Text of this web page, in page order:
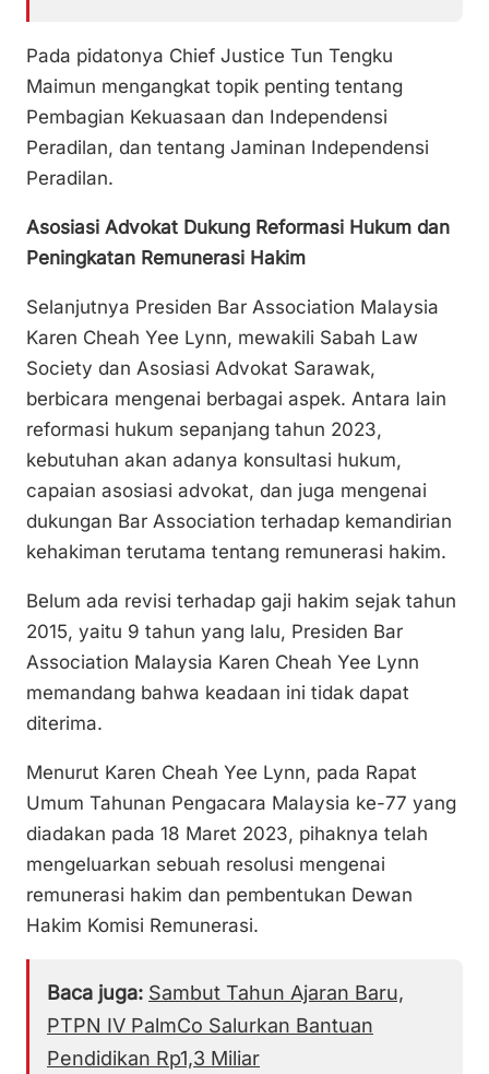
Pada pidatonya Chief Justice Tun Tengku
Maimun mengangkat topik penting tentang
Pembagian Kekuasaan dan Independensi
Peradilan, dan tentang Jaminan Independensi
Peradilan.
Asosiasi Advokat Dukung Reformasi Hukum dan
Peningkatan Remunerasi Hakim
Selanjutnya Presiden Bar Association Malaysia
Karen Cheah Yee Lynn, mewakili Sabah Law
Society dan Asosiasi Advokat Sarawak,
berbicara mengenai berbagai aspek. Antara lain
reformasi hukum sepanjang tahun 2023,
kebutuhan akan adanya konsultasi hukum,
capaian asosiasi advokat, dan juga mengenai
dukungan Bar Association terhadap kemandirian
kehakiman terutama tentang remunerasi hakim.
Belum ada revisi terhadap gaji hakim sejak tahun
2015, yaitu 9 tahun yang lalu, Presiden Bar
Association Malaysia Karen Cheah Yee Lynn
memandang bahwa keadaan ini tidak dapat
diterima.
Menurut Karen Cheah Yee Lynn, pada Rapat
Umum Tahunan Pengacara Malaysia ke-77 yang
diadakan pada 18 Maret 2023, pihaknya telah
mengeluarkan sebuah resolusi mengenai
remunerasi hakim dan pembentukan Dewan
Hakim Komisi Remunerasi.
Baca juga: Sambut Tahun Ajaran Baru,
PTPN IV PalmCo Salurkan Bantuan
Pendidikan Rp1,3 Miliar